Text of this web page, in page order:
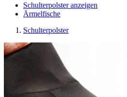
Schulterpolster anzeigen
Ärmelfische
Schulterpolster